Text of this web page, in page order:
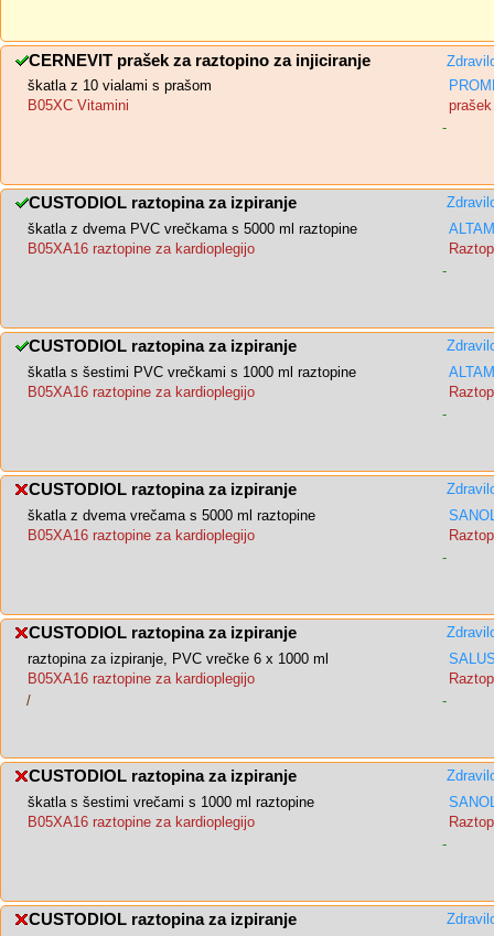
CERNEVIT prašek za raztopino za injiciranje
škatla z 10 vialami s prašom
B05XC Vitamini
-
CUSTODIOL raztopina za izpiranje
škatla z dvema PVC vrečkama s 5000 ml raztopine
B05XA16 raztopine za kardioplegijo
-
CUSTODIOL raztopina za izpiranje
škatla s šestimi PVC vrečkami s 1000 ml raztopine
B05XA16 raztopine za kardioplegijo
-
CUSTODIOL raztopina za izpiranje
škatla z dvema vrečama s 5000 ml raztopine
B05XA16 raztopine za kardioplegijo
-
CUSTODIOL raztopina za izpiranje
raztopina za izpiranje, PVC vrečke 6 x 1000 ml
B05XA16 raztopine za kardioplegijo
/
-
CUSTODIOL raztopina za izpiranje
škatla s šestimi vrečami s 1000 ml raztopine
B05XA16 raztopine za kardioplegijo
-
CUSTODIOL raztopina za izpiranje